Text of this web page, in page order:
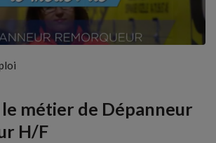
métier de Dépanneur
H/F